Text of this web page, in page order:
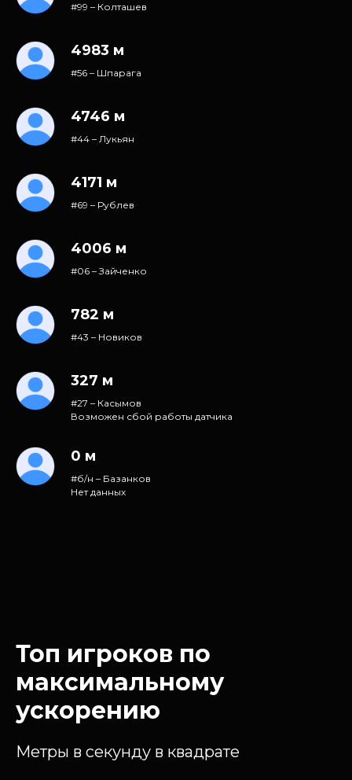
#99 – Колташев
4983 м
#56 – Шпарага
4746 м
#44 – Лукьян
4171 м
#69 – Рублев
4006 м
#06 – Зайченко
782 м
#43 – Новиков
327 м
#27 – Касымов
Возможен сбой работы датчика
0 м
#б/н – Базанков
Нет данных
Топ игроков по
максимальному
ускорению
Метры в секунду в квадрате